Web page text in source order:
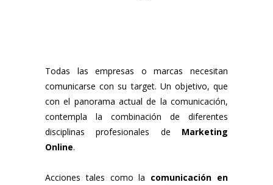
Todas las empresas o marcas necesitan
comunicarse con su target. Un objetivo, que
con el panorama actual de la comunicación,
contempla la combinación de diferentes
disciplinas profesionales de Marketing
Online.
Acciones tales como la comunicación en